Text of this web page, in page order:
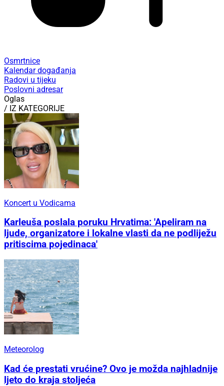
Osmrtnice
Kalendar događanja
Radovi u tijeku
Poslovni adresar
Oglas
/ IZ KATEGORIJE
Koncert u Vodicama
Karleuša poslala poruku Hrvatima: 'Apeliram na
ljude, organizatore i lokalne vlasti da ne podliježu
pritiscima pojedinaca'
Meteorolog
Kad će prestati vrućine? Ovo je možda najhladnije
ljeto do kraja stoljeća